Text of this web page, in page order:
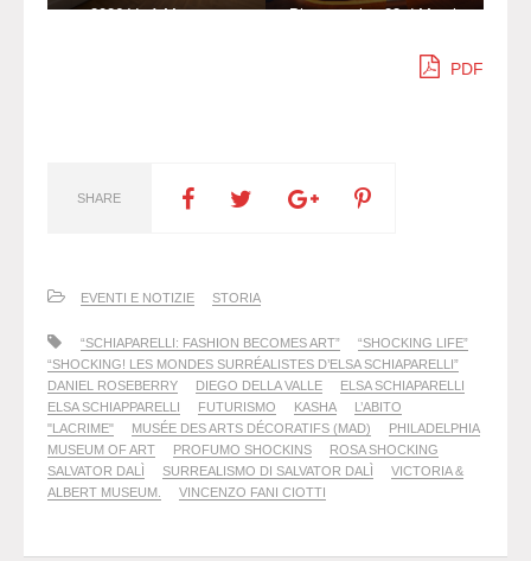
2026 V&A Museum
Photography, 23rd March
PDF
SHARE
EVENTI E NOTIZIE STORIA
“SCHIAPARELLI: FASHION BECOMES ART”
“SHOCKING LIFE”
“SHOCKING! LES MONDES SURRÉALISTES D’ELSA SCHIAPARELLI”
DANIEL ROSEBERRY
DIEGO DELLA VALLE
ELSA SCHIAPARELLI
ELSA SCHIAPPARELLI
FUTURISMO KASHA
L’ABITO
"LACRIME"
MUSÉE DES ARTS DÉCORATIFS (MAD)
PHILADELPHIA
MUSEUM OF ART
PROFUMO SHOCKINS
ROSA SHOCKING
SALVATOR DALÌ
SURREALISMO DI SALVATOR DALÌ
VICTORIA &
ALBERT MUSEUM.
VINCENZO FANI CIOTTI